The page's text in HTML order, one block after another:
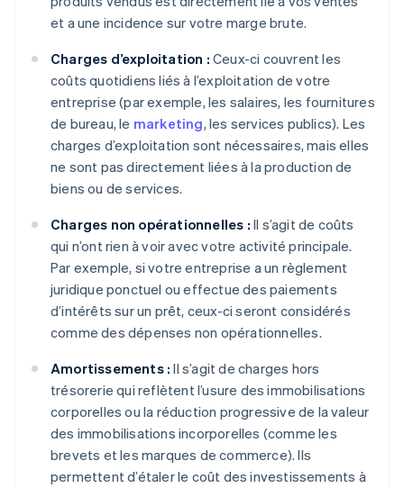
et a une incidence sur votre marge brute.
Charges d’exploitation : Ceux-ci couvrent les
coûts quotidiens liés à l’exploitation de votre
entreprise (par exemple, les salaires, les fournitures
de bureau, le marketing, les services publics). Les
charges d’exploitation sont nécessaires, mais elles
ne sont pas directement liées à la production de
biens ou de services.
Charges non opérationnelles : Il s’agit de coûts
qui n’ont rien à voir avec votre activité principale.
Par exemple, si votre entreprise a un règlement
juridique ponctuel ou effectue des paiements
d’intérêts sur un prêt, ceux-ci seront considérés
comme des dépenses non opérationnelles.
Amortissements : Il s’agit de charges hors
trésorerie qui reflètent l’usure des immobilisations
corporelles ou la réduction progressive de la valeur
des immobilisations incorporelles (comme les
brevets et les marques de commerce). Ils
permettent d’étaler le coût des investissements à